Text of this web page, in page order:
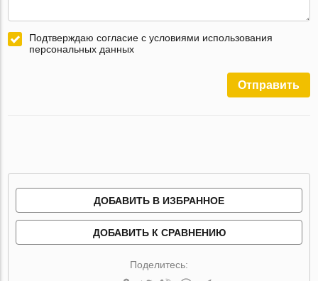
Подтверждаю согласие с условиями использования
персональных данных
Отправить
ДОБАВИТЬ В ИЗБРАННОЕ
ДОБАВИТЬ К СРАВНЕНИЮ
Поделитесь: